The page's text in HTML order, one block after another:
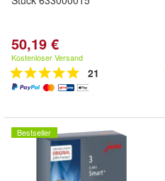
50,19 €
Kostenloser Versand
21
Bestseller